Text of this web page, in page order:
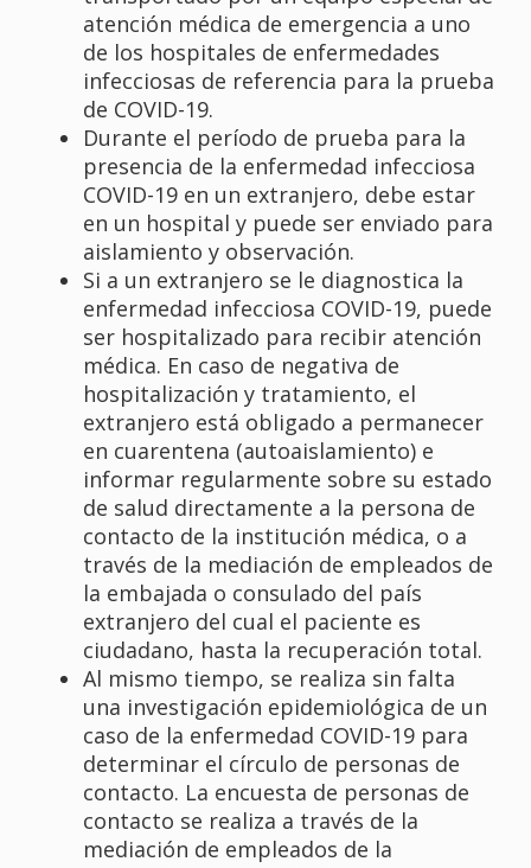
atención médica de emergencia a uno
de los hospitales de enfermedades
infecciosas de referencia para la prueba
de COVID-19.
Durante el período de prueba para la
presencia de la enfermedad infecciosa
COVID-19 en un extranjero, debe estar
en un hospital y puede ser enviado para
aislamiento y observación.
Si a un extranjero se le diagnostica la
enfermedad infecciosa COVID-19, puede
ser hospitalizado para recibir atención
médica. En caso de negativa de
hospitalización y tratamiento, el
extranjero está obligado a permanecer
en cuarentena (autoaislamiento) e
informar regularmente sobre su estado
de salud directamente a la persona de
contacto de la institución médica, o a
través de la mediación de empleados de
la embajada o consulado del país
extranjero del cual el paciente es
ciudadano, hasta la recuperación total.
Al mismo tiempo, se realiza sin falta
una investigación epidemiológica de un
caso de la enfermedad COVID-19 para
determinar el círculo de personas de
contacto. La encuesta de personas de
contacto se realiza a través de la
mediación de empleados de la